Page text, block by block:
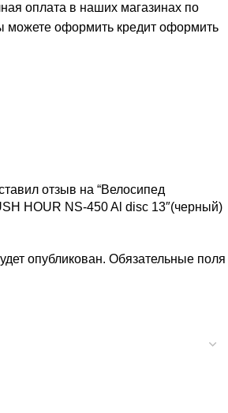
оплата в наших магазинах по
можете оформить кредит оформить
отзыв на “Велосипед
HOUR NS-450 Al disc 13″(черный)
опубликован. Обязательные поля